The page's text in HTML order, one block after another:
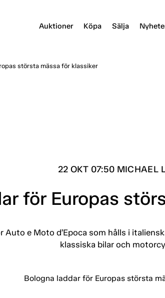
Auktioner Köpa Sälja
största mässa för klassiker
22 OKT 07:50 MICHAEL
för Europas
e Moto d’Epoca som hålls i
klassiska bilar och